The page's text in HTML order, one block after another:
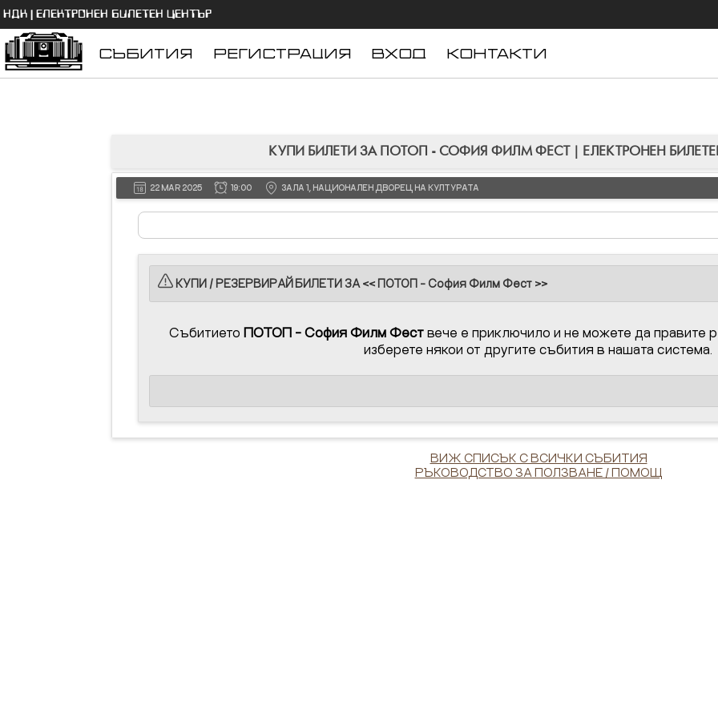
НДК | ЕЛЕКТРОНЕН БИЛЕТЕН ЦЕНТЪР
СЪБИТИЯ РЕГИСТРАЦИЯ ВХОД КОНТАКТИ
КУПИ БИЛЕТИ ЗА ПОТОП - СОФИЯ ФИЛМ ФЕСТ | ЕЛЕКТРОНЕН
22 MAR 2025 19:00 ЗАЛА 1, НАЦИОНАЛЕН ДВОРЕЦ НА КУЛТУРАТА
КУПИ / РЕЗЕРВИРАЙ БИЛЕТИ ЗА << ПОТОП - София Филм Фест >>
Събитието ПОТОП - София Филм Фествече е приключило и не можете да правите
изберете някои от другите събития в нашата система.
ВИЖ СПИСЪК С ВСИЧКИ СЪБИТИЯ
РЪКОВОДСТВО ЗА ПОЛЗВАНЕ / ПОМОЩ